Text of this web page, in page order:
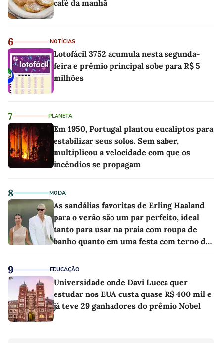
café da manhã
6 NOTÍCIAS
Lotofácil 3752 acumula nesta segunda-
feira e prêmio principal sobe para R$ 5
milhões
7 PLANETA
Em 1950, Portugal plantou eucaliptos para
estabilizar seus solos. Sem saber,
multiplicou a velocidade com que os
incêndios se propagam
8 MODA
As sandálias favoritas de Erling Haaland
para o verão são um par perfeito, ideal
tanto para usar na praia com roupa de
banho quanto em uma festa com terno de
9 EDUCAÇÃO
Universidade onde Davi Lucca quer
estudar nos EUA custa quase R$ 400 mil e
já teve 29 ganhadores do prêmio Nobel